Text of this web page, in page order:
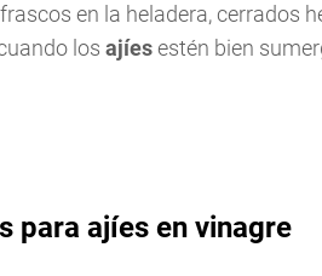
en la heladera, cerrados
los ajíesestén bien
para ajíes en vinagre